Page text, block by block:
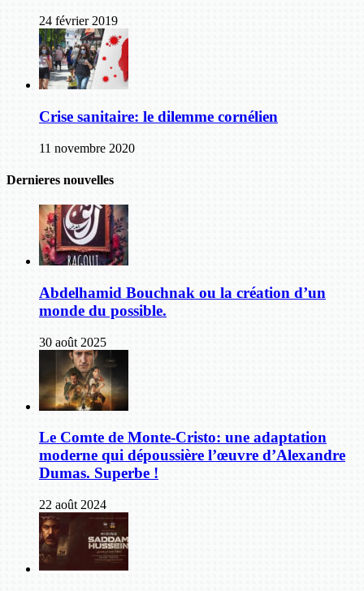
24 février 2019
Crise sanitaire: le dilemme cornélien
11 novembre 2020
Dernieres nouvelles
Abdelhamid Bouchnak ou la création d’un
monde du possible.
30 août 2025
Le Comte de Monte-Cristo: une adaptation
moderne qui dépoussière l’œuvre d’Alexandre
Dumas. Superbe !
22 août 2024